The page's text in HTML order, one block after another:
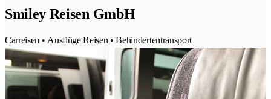
Smiley Reisen GmbH
Carreisen • Ausflüge Reisen • Behindertentransport